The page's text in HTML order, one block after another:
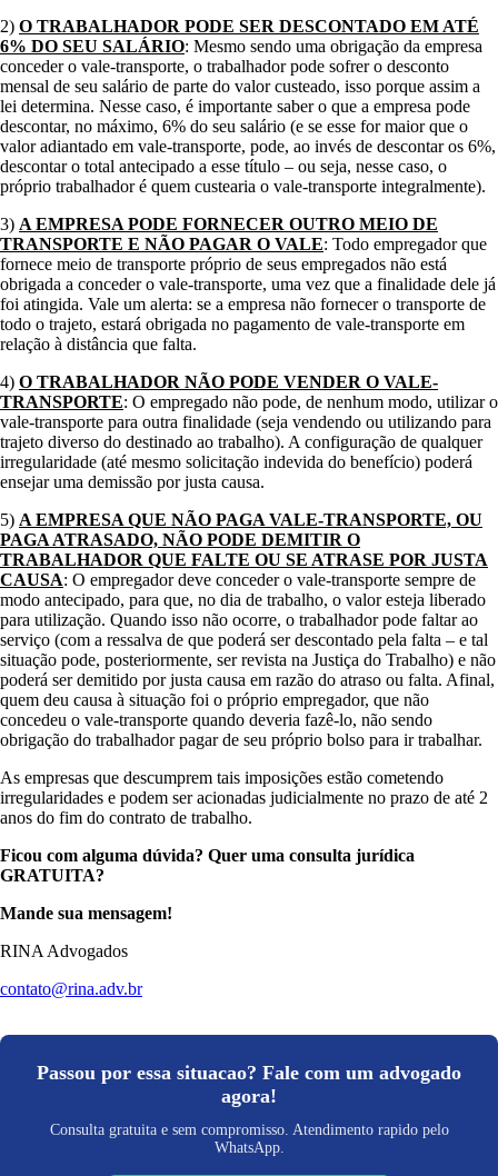
2) O TRABALHADOR PODE SER DESCONTADO EM ATÉ
6% DO SEU SALÁRIO: Mesmo sendo uma obrigação da empresa
conceder o vale-transporte, o trabalhador pode sofrer o desconto
mensal de seu salário de parte do valor custeado, isso porque assim a
lei determina. Nesse caso, é importante saber o que a empresa pode
descontar, no máximo, 6% do seu salário (e se esse for maior que o
valor adiantado em vale-transporte, pode, ao invés de descontar os 6%,
descontar o total antecipado a esse título – ou seja, nesse caso, o
próprio trabalhador é quem custearia o vale-transporte integralmente).
3) A EMPRESA PODE FORNECER OUTRO MEIO DE
TRANSPORTE E NÃO PAGAR O VALE: Todo empregador que
fornece meio de transporte próprio de seus empregados não está
obrigada a conceder o vale-transporte, uma vez que a finalidade dele já
foi atingida. Vale um alerta: se a empresa não fornecer o transporte de
todo o trajeto, estará obrigada no pagamento de vale-transporte em
relação à distância que falta.
4) O TRABALHADOR NÃO PODE VENDER O VALE-
TRANSPORTE: O empregado não pode, de nenhum modo, utilizar o
vale-transporte para outra finalidade (seja vendendo ou utilizando para
trajeto diverso do destinado ao trabalho). A configuração de qualquer
irregularidade (até mesmo solicitação indevida do benefício) poderá
ensejar uma demissão por justa causa.
5) A EMPRESA QUE NÃO PAGA VALE-TRANSPORTE, OU
PAGA ATRASADO, NÃO PODE DEMITIR O
TRABALHADOR QUE FALTE OU SE ATRASE POR JUSTA
CAUSA: O empregador deve conceder o vale-transporte sempre de
modo antecipado, para que, no dia de trabalho, o valor esteja liberado
para utilização. Quando isso não ocorre, o trabalhador pode faltar ao
serviço (com a ressalva de que poderá ser descontado pela falta – e tal
situação pode, posteriormente, ser revista na Justiça do Trabalho) e não
poderá ser demitido por justa causa em razão do atraso ou falta. Afinal,
quem deu causa à situação foi o próprio empregador, que não
concedeu o vale-transporte quando deveria fazê-lo, não sendo
obrigação do trabalhador pagar de seu próprio bolso para ir trabalhar.
As empresas que descumprem tais imposições estão cometendo
irregularidades e podem ser acionadas judicialmente no prazo de até 2
anos do fim do contrato de trabalho.
Ficou com alguma dúvida? Quer uma consulta jurídica
GRATUITA?
Mande sua mensagem!
RINA Advogados
contato@rina.adv.br
Passou por essa situacao? Fale com um advogado
agora!
Consulta gratuita e sem compromisso. Atendimento rapido pelo
WhatsApp.